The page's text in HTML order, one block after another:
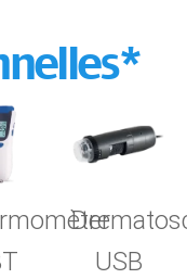
USB